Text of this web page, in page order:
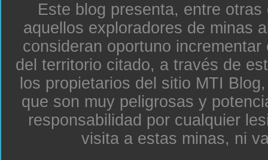
Este blog presenta, entre
aquellos exploradores de minas
consideran oportuno
del territorio citado, a través de
los propietarios del sitio MTI
que son muy peligrosas y
responsabilidad por cualquier
visita a estas minas, ni